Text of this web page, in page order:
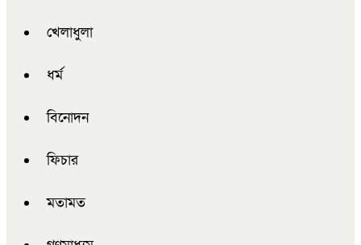
খেলাধুলা
ধর্ম
বিনোদন
ফিচার
মতামত